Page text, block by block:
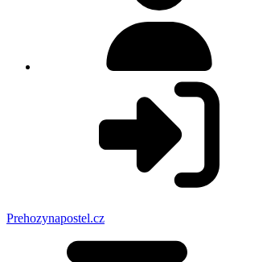
Prehozynapostel.cz